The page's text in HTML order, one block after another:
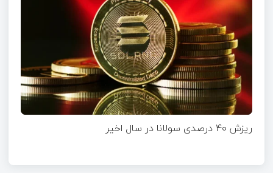
ریزش ۴۰ درصدی سولانا در سال اخیر